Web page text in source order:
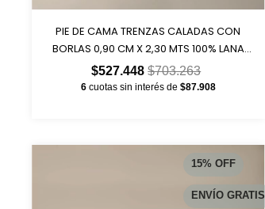
PIE DE CAMA TRENZAS CALADAS CON
BORLAS 0,90 CM X 2,30 MTS 100% LANA
ART 2029
$527.448$703.263
6 cuotas sin interés de $87.908
15% OFF
ENVÍO GRATIS